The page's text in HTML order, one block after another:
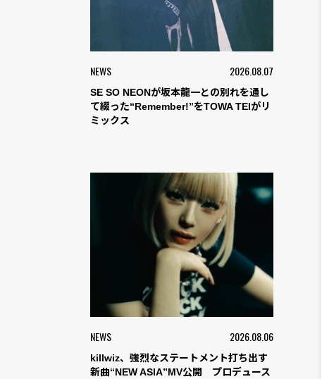
NEWS 2026.08.07
SE SO NEONが坂本龍一との別れを通し
て綴った“Remember!”をTOWA TEIがリ
ミックス
NEWS 2026.08.06
killwiz、強烈なステートメント打ち出す
新曲“NEW ASIA”MV公開 プロデュース